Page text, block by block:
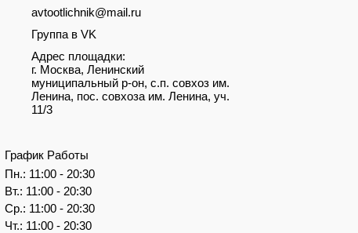
avtootlichnik@mail.ru
Группа в VK
Адрес площадки:
г. Москва, Ленинский
муниципальный р-он, с.п. совхоз им.
Ленина, пос. совхоза им. Ленина, уч.
11/3
График Работы
Пн.: 11:00 - 20:30
Вт.: 11:00 - 20:30
Ср.: 11:00 - 20:30
Чт.: 11:00 - 20:30